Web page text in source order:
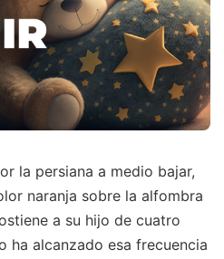
la persiana a medio bajar,
naranja sobre la alfombra
a su hijo de cuatro
ha alcanzado esa frecuencia